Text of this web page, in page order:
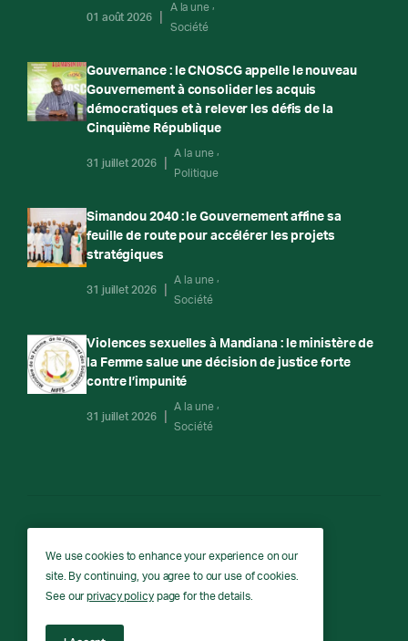
01 août 2026
A la une
Société
Gouvernance : le CNOSCG appelle le nouveau
Gouvernement à consolider les acquis
démocratiques et à relever les défis de la
Cinquième République
31 juillet 2026
A la une
Politique
Simandou 2040 : le Gouvernement affine sa
feuille de route pour accélérer les projets
stratégiques
31 juillet 2026
A la une
Société
Violences sexuelles à Mandiana : le ministère de
la Femme salue une décision de justice forte
contre l’impunité
31 juillet 2026
A la une
Société
RTG
RTG © Copyright 2026 - All rights reserved.
We use cookies to enhance your experience on our
site. By continuing, you agree to our use of cookies.
See ourprivacy policypage for the details.